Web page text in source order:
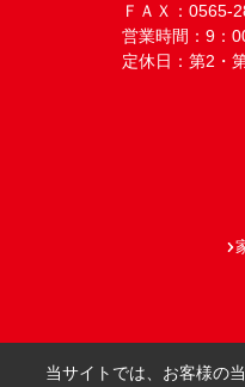
ＦＡＸ：0565-
営業時間：9：
定休日：第2・
当サイトでは、お客様の